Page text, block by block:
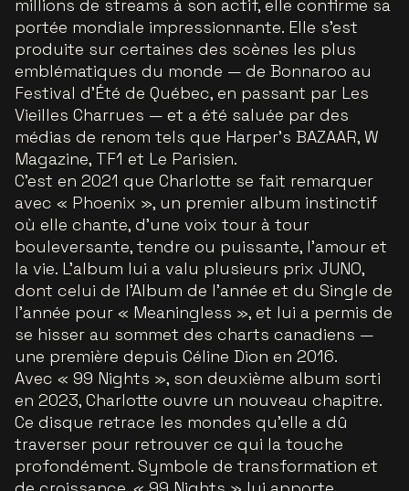
millions de streams à son actif, elle confirme sa
portée mondiale impressionnante. Elle s’est
produite sur certaines des scènes les plus
emblématiques du monde — de Bonnaroo au
Festival d’Été de Québec, en passant par Les
Vieilles Charrues — et a été saluée par des
médias de renom tels que Harper’s BAZAAR, W
Magazine, TF1 et Le Parisien.
C’est en 2021 que Charlotte se fait remarquer
avec « Phoenix », un premier album instinctif
où elle chante, d’une voix tour à tour
bouleversante, tendre ou puissante, l’amour et
la vie. L’album lui a valu plusieurs prix JUNO,
dont celui de l’Album de l’année et du Single de
l’année pour « Meaningless », et lui a permis de
se hisser au sommet des charts canadiens —
une première depuis Céline Dion en 2016.
Avec « 99 Nights », son deuxième album sorti
en 2023, Charlotte ouvre un nouveau chapitre.
Ce disque retrace les mondes qu’elle a dû
traverser pour retrouver ce qui la touche
profondément. Symbole de transformation et